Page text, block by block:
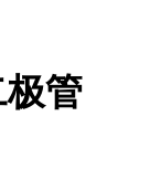
管